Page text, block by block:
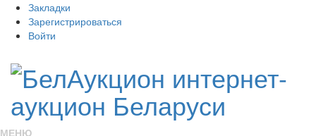
Закладки
Зарегистрироваться
Войти
МЕНЮ